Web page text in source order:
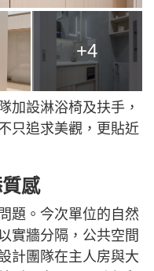
+4
加設淋浴椅及扶手，
只追求美觀，更貼近
感
題。今次單位的自然
實牆分隔，公共空間
計團隊在主人房與大